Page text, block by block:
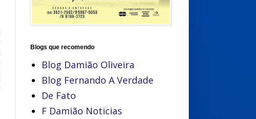
Blogs que recomendo
Blog Damião Oliveira
Blog Fernando A Verdade
De Fato
F Damião Noticias